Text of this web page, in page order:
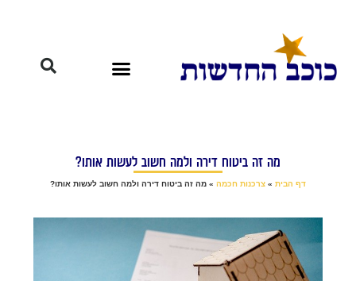
מה זה ביטוח דירה ולמה חשוב לעשות אותו?
דף הבית » צרכנות חכמה » מה זה ביטוח דירה ולמה חשוב לעשות אותו?